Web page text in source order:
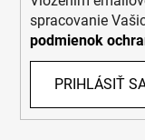
spracovanie
podmienok
PRIHLÁSIŤ